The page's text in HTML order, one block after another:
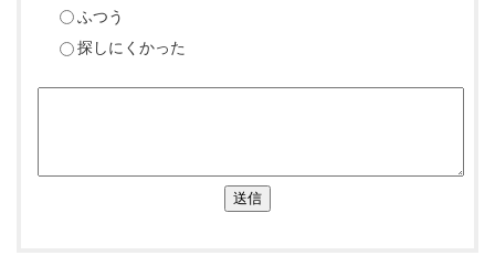
ふつう
探しにくかった
送信